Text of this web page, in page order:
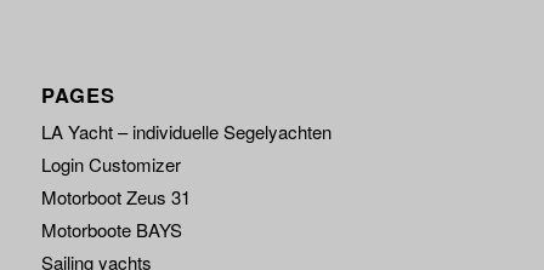
PAGES
LA Yacht – individuelle Segelyachten
Login Customizer
Motorboot Zeus 31
Motorboote BAYS
Sailing yachts